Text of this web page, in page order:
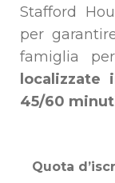
Stafford
per
famiglia
45/60
Quota